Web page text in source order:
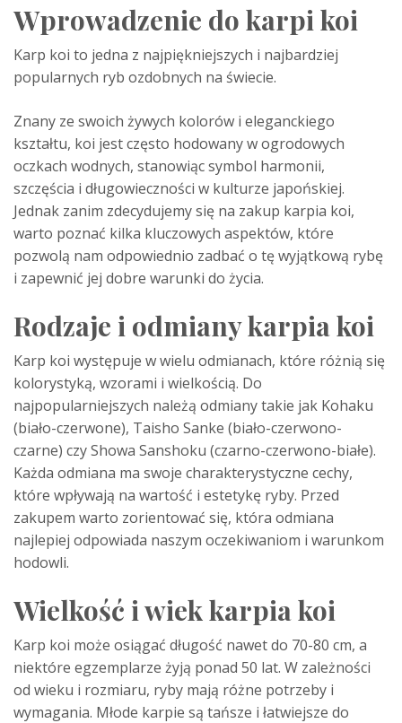
Wprowadzenie do karpi koi
Karp koi to jedna z najpiękniejszych i najbardziej
popularnych ryb ozdobnych na świecie.
Znany ze swoich żywych kolorów i eleganckiego
kształtu, koi jest często hodowany w ogrodowych
oczkach wodnych, stanowiąc symbol harmonii,
szczęścia i długowieczności w kulturze japońskiej.
Jednak zanim zdecydujemy się na zakup karpia koi,
warto poznać kilka kluczowych aspektów, które
pozwolą nam odpowiednio zadbać o tę wyjątkową rybę
i zapewnić jej dobre warunki do życia.
Rodzaje i odmiany karpia koi
Karp koi występuje w wielu odmianach, które różnią się
kolorystyką, wzorami i wielkością. Do
najpopularniejszych należą odmiany takie jak Kohaku
(biało-czerwone), Taisho Sanke (biało-czerwono-
czarne) czy Showa Sanshoku (czarno-czerwono-białe).
Każda odmiana ma swoje charakterystyczne cechy,
które wpływają na wartość i estetykę ryby. Przed
zakupem warto zorientować się, która odmiana
najlepiej odpowiada naszym oczekiwaniom i warunkom
hodowli.
Wielkość i wiek karpia koi
Karp koi może osiągać długość nawet do 70-80 cm, a
niektóre egzemplarze żyją ponad 50 lat. W zależności
od wieku i rozmiaru, ryby mają różne potrzeby i
wymagania. Młode karpie są tańsze i łatwiejsze do